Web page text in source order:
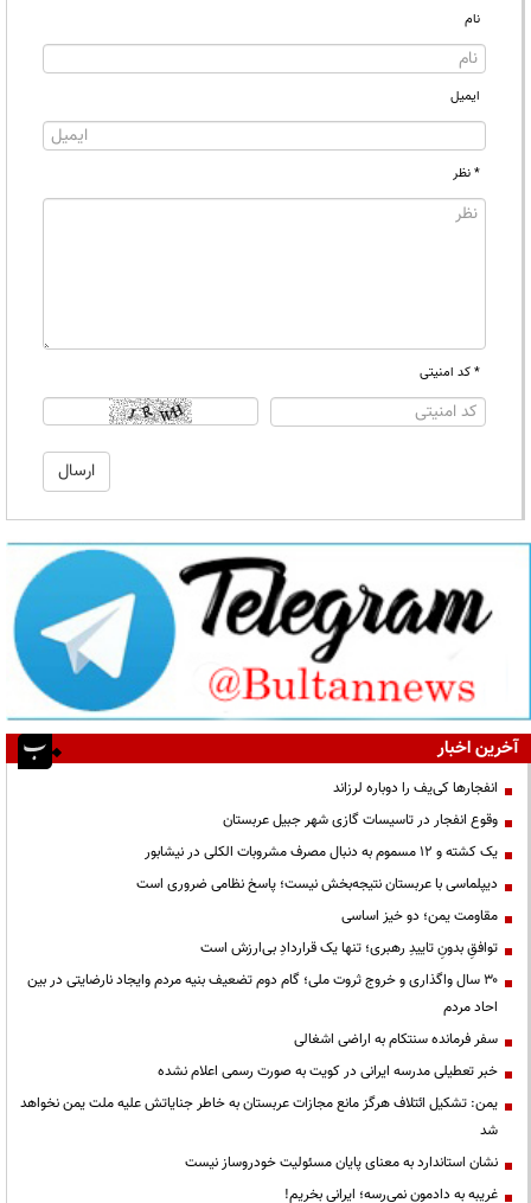
نام
ایمیل
* نظر
* کد امنیتی
آخرین اخبار
انفجارها کی‌یف را دوباره لرزاند
وقوع انفجار در تاسیسات گازی شهر جبیل عربستان
یک کشته و ۱۲ مسموم به دنبال مصرف مشروبات الکلی در نیشابور
دیپلماسی با عربستان نتیجه‌بخش نیست؛ پاسخ نظامی ضروری است
مقاومت یمن؛ دو خیز اساسی
توافقِ بدونِ تاییدِ رهبری؛ تنها یک قراردادِ بی‌ارزش است
۳۰ سال واگذاری و خروج ثروت ملی؛ گام دوم تضعیف بنیه مردم وایجاد نارضایتی در بین
احاد مردم
سفر فرمانده سنتکام به اراضی اشغالی
خبر تعطیلی مدرسه ایرانی در کویت به صورت رسمی اعلام نشده
یمن: تشکیل ائتلاف هرگز مانع مجازات عربستان به خاطر جنایاتش علیه ملت یمن نخواهد
شد
نشان استاندارد به معنای پایان مسئولیت خودروساز نیست
غریبه به دادمون نمی‌رسه؛ ایرانی بخریم!